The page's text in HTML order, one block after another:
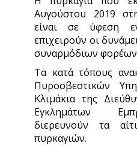
Αυγούστου 2019
είναι σε ύφεση
επιχειρούν οι
συναρμόδιων
Τα κατά τόπους
Πυροσβεστικών
Κλιμάκια της
Εγκλημάτων
διερευνούν τα
πυρκαγιών.